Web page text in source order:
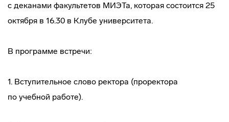
с деканами факультетов МИЭТа, которая состоится 25
октября в 16.30 в Клубе университета.
В программе встречи:
1. Вступительное слово ректора (проректора
по учебной работе).